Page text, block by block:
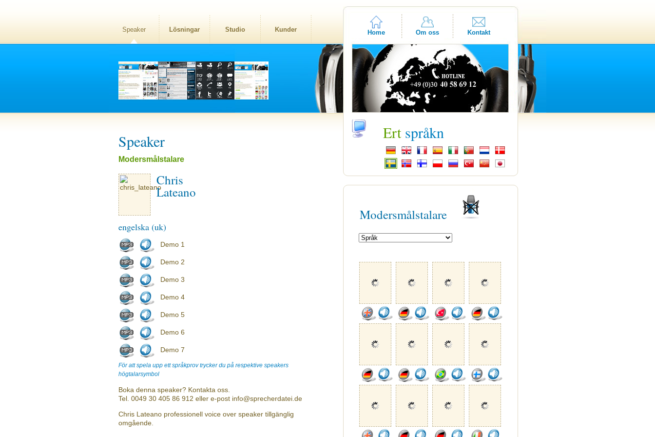
Speaker Lösningar Studio Kunder Home Om oss Kontakt
Speaker
Modersmålstalare
Chris
Lateano
engelska (uk)
Demo 1
Demo 2
Demo 3
Demo 4
Demo 5
Demo 6
Demo 7
För att spela upp ett språkprov trycker du på respektive speakers
högtalarsymbol
Boka denna speaker? Kontakta oss.
Tel. 0049 30 405 86 912 eller e-post info@sprecherdatei.de
Chris Lateano professionell voice over speaker tillgänglig
omgående.
Ert språkn
Modersmålstalare